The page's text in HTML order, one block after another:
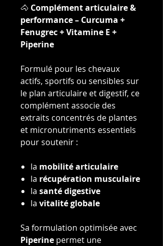
🐴 Complément articulaire &
performance – Curcuma +
Fenugrec + Vitamine E +
Piperine
Formulé pour les chevaux
actifs, sportifs ou sensibles sur
le plan articulaire et digestif, ce
complément associe des
extraits concentrés de plantes
et micronutriments essentiels
pour soutenir :
la mobilité articulaire
la récupération musculaire
la santé digestive
la vitalité globale
Sa formulation optimisée avec
Piperine permet une